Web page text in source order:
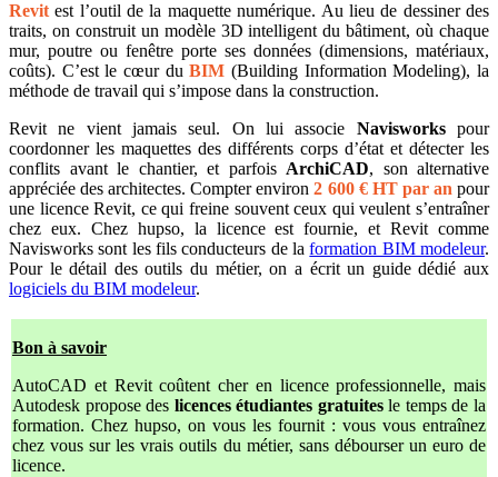
Revit est l’outil de la maquette numérique. Au lieu de dessiner des
traits, on construit un modèle 3D intelligent du bâtiment, où chaque
mur, poutre ou fenêtre porte ses données (dimensions, matériaux,
coûts). C’est le cœur duBIM (Building Information Modeling), la
méthode de travail qui s’impose dans la construction.
Revit ne vient jamais seul. On lui associe Navisworkspour
coordonner les maquettes des différents corps d’état et détecter les
conflits avant le chantier, et parfois ArchiCAD, son alternative
appréciée des architectes. Compter environ2 600 € HT par an pour
une licence Revit, ce qui freine souvent ceux qui veulent s’entraîner
chez eux. Chez hupso, la licence est fournie, et Revit comme
Navisworks sont les fils conducteurs de laformation BIM modeleur.
Pour le détail des outils du métier, on a écrit un guide dédié aux
logiciels du BIM modeleur.
Bon à savoir
AutoCAD et Revit coûtent cher en licence professionnelle, mais
Autodesk propose des licences étudiantes gratuitesle temps de la
formation. Chez hupso, on vous les fournit : vous vous entraînez
chez vous sur les vrais outils du métier, sans débourser un euro de
licence.